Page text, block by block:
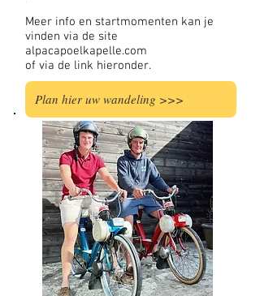
Meer info en startmomenten kan je
vinden via de site
alpacapoelkapelle.com
of via de link hieronder.
Plan hier uw wandeling >>>